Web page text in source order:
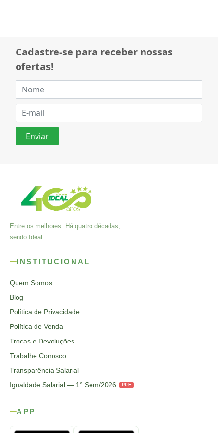
Cadastre-se para receber nossas
ofertas!
Entre os melhores. Há quatro décadas,
sendo Ideal.
INSTITUCIONAL
Quem Somos
Blog
Política de Privacidade
Política de Venda
Trocas e Devoluções
Trabalhe Conosco
Transparência Salarial
Igualdade Salarial — 1° Sem/2026
PDF
APP